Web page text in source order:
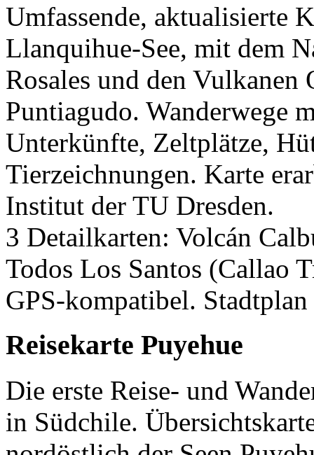
Umfassende, aktualisierte
Llanquihue-See, mit dem
Rosales und den Vulkanen
Puntiagudo. Wanderwege
Unterkünfte, Zeltplätze,
Tierzeichnungen. Karte
Institut der TU Dresden.
3 Detailkarten: Volcán
Todos Los Santos (Callao
GPS-kompatibel.
Reisekarte Puyehue
Die erste Reise- und
in Südchile.